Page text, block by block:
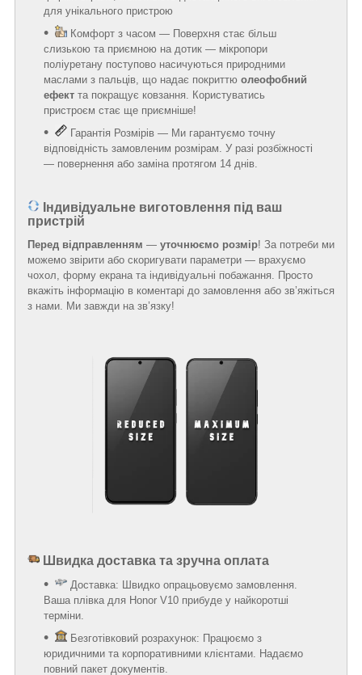
для унікального пристрою
Комфорт з часом — Поверхня стає більш
слизькою та приємною на дотик — мікропори
поліуретану поступово насичуються природними
маслами з пальців, що надає покриттю олеофобний
ефект та покращує ковзання. Користуватись
пристроєм стає ще приємніше!
Гарантія Розмірів — Ми гарантуємо точну
відповідність замовленим розмірам. У разі розбіжності
— повернення або заміна протягом 14 днів.
Індивідуальне виготовлення під ваш
пристрій
Перед відправленням — уточнюємо розмір! За потреби ми
можемо звірити або скоригувати параметри — врахуємо
чохол, форму екрана та індивідуальні побажання. Просто
вкажіть інформацію в коментарі до замовлення або зв’яжіться
з нами. Ми завжди на зв’язку!
Швидка доставка та зручна оплата
Доставка: Швидко опрацьовуємо замовлення.
Ваша плівка для Honor V10 прибуде у найкоротші
терміни.
Безготівковий розрахунок: Працюємо з
юридичними та корпоративними клієнтами. Надаємо
повний пакет документів.